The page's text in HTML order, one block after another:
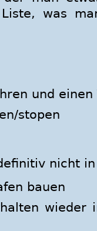
was
und
stopen
nicht
bauen
wieder